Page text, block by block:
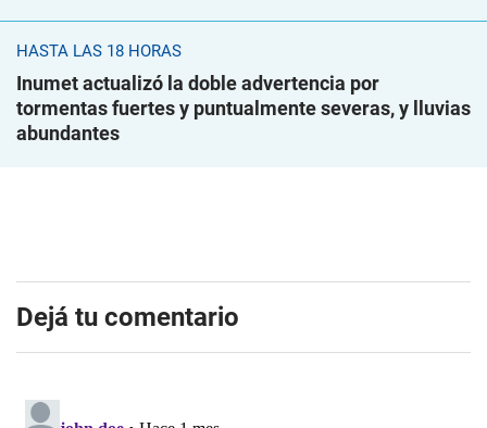
HASTA LAS 18 HORAS
Inumet actualizó la doble advertencia por
tormentas fuertes y puntualmente severas, y lluvias
abundantes
Dejá tu comentario